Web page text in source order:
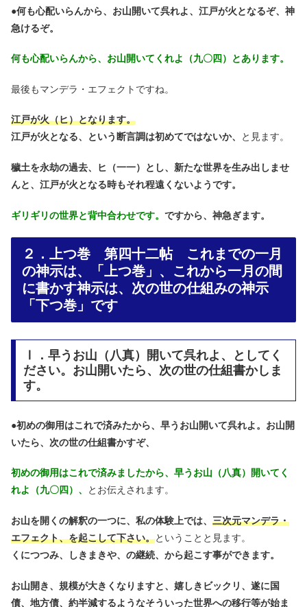
●何も心配いらんから、お山開いて呉れよ、江戸が火となるぞ、神
急けるぞ。
何も心配いらんから、お山開いてくれよ（九〇四）とあります。
最後もマンデラ・エフェクトですね。
江戸が火（ヒ）となります。
江戸が火となる、という断言調は初めてではないか、
と見ます。
穢土を永劫の過去、ヒ（一一）とし、新たな世界を生み出しませ
んと、江戸が火となる時もそれ程遠くないようです。
ギリギリの世界と背中合わせです。 ですから、神急ぎます。
２．上つ巻 第四十二帖 これまでの一月
の神示は、「上つ巻」、これから一月の間
に書かす神示は、次の世の仕組みの神示
「下つ巻」です
Ⅰ．早うお山（八真）開いて呉れよ、としてく
ださい。お山開いたら、次の世の仕組書かしま
す。
●初めの御用はこれで済みたから、早うお山開いて呉れよ。お山開
いたら、次の世の仕組書かすぞ、
初めの御用はこれで済みましたから、早うお山（八真）開いてく
れよ（九〇四）、
とお伝えされます。
お山を開くの解釈の一つに、私の体験上では、 三次元マンデラ・
エフェクト、を起こして下さい。ということと見ます。
くにつつみ、しきまきや、の継続、から起こす事ができます。
お山開き、規模が大きくなりますと、嬉しきビックリ、遂に国
債、地方債、約半減するようなそういった世界への移行等が始ま